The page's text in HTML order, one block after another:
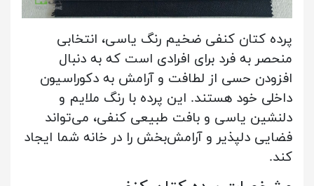
پرده کتان کنفی ضخیم رنگ یاسی، انتخابی
منحصر به فرد برای افرادی است که به دنبال
افزودن حسی از لطافت و آرامش به دکوراسیون
داخلی خود هستند. این پرده با رنگ ملایم و
دلنشین یاسی و بافت طبیعی کنفی، می‌تواند
فضایی دلپذیر و آرامش‌بخش را در خانه شما ایجاد
کند.